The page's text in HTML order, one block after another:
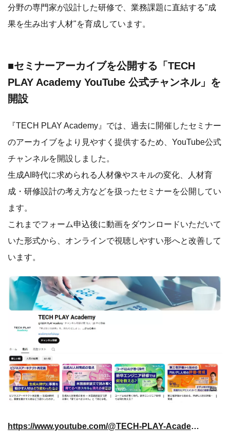
分野の専門家が設計した研修で、業務課題に直結する"成
果を生み出す人材"を育成しています。
■セミナーアーカイブを公開する「TECH
PLAY Academy YouTube 公式チャンネル」を
開設
『TECH PLAY Academy』では、過去に開催したセミナー
のアーカイブをより見やすく提供するため、YouTube公式
チャンネルを開設しました。
生成AI時代に求められる人材像やスキルの変化、人材育
成・研修設計の考え方などを扱ったセミナーを公開してい
ます。
これまでフォーム申込後に動画をダウンロードいただいて
いた形式から、オンラインで視聴しやすい形へと改善して
います。